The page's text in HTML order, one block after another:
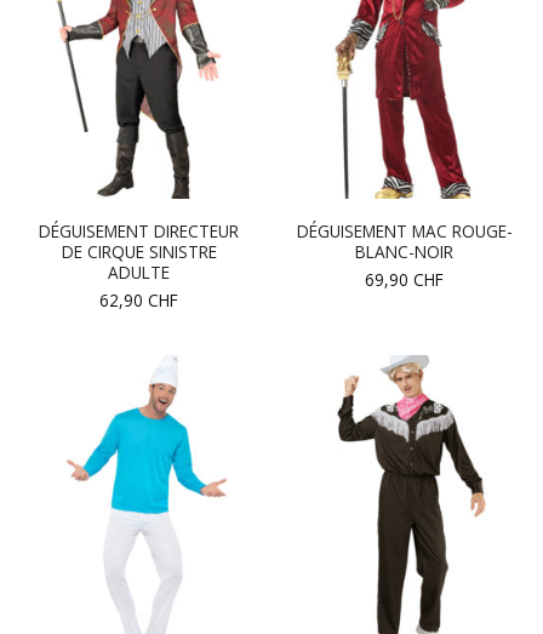
DÉGUISEMENT DIRECTEUR
DE CIRQUE SINISTRE
ADULTE
62,90 CHF
DÉGUISEMENT MAC ROUGE-
BLANC-NOIR
69,90 CHF